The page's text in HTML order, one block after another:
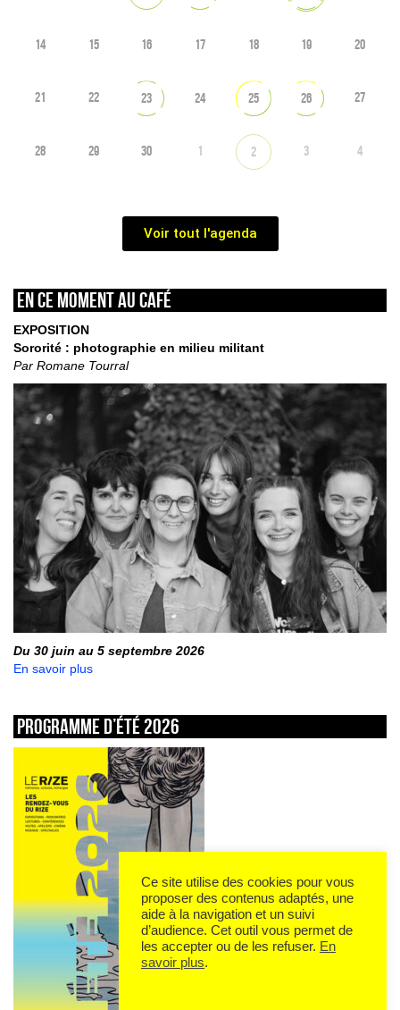
14 15 16 17 18 19 20
21 22 23 24 25 26 27
28 29 30 1 2 3 4
Voir tout l'agenda
En ce moment au café
EXPOSITION
Sororité : photographie en milieu militant
Par Romane Tourral
Du 30 juin au 5 septembre 2026
En savoir plus
Programme d’été 2026
Ce site utilise des cookies pour vous
proposer des contenus adaptés, une
aide à la navigation et un suivi
d’audience. Cet outil vous permet de
les accepter ou de les refuser. En
savoir plus.